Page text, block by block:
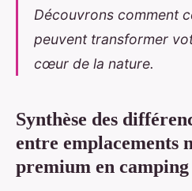
Découvrons comment
peuvent transformer
cœur de la nature.
Synthèse des
entre emplacements
premium en camping